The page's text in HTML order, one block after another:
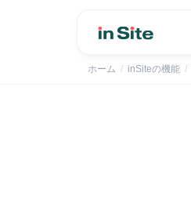
ホーム / inSiteの機能 /